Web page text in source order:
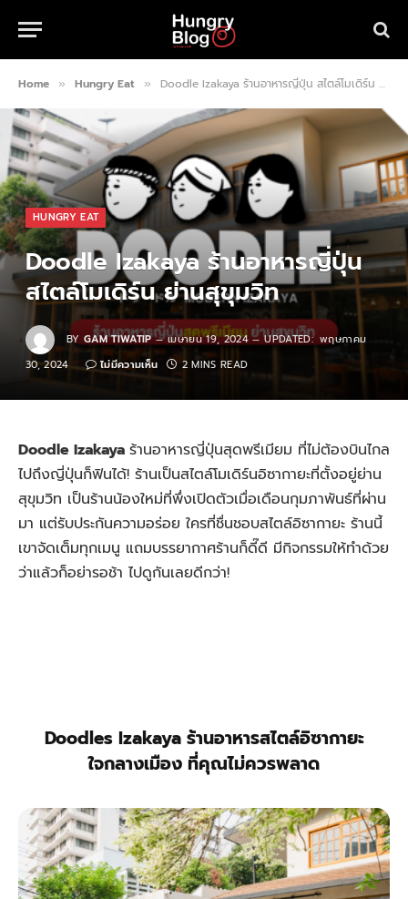
Home » Hungry Eat » Doodle Izakaya ร้านอาหารญี่ปุ่น สไตล์โมเดิร์น ย่านสุขุมวิท
HUNGRY EAT
Doodle Izakaya ร้านอาหารญี่ปุ่น
สไตล์โมเดิร์น ย่านสุขุมวิท
BY GAM TIWATIP เมษายน 19, 2024 UPDATED: พฤษภาคม
30, 2024
ไม่มีความเห็น 2 MINS READ
Doodle Izakaya ร้านอาหารญี่ปุ่นสุดพรีเมียม ที่ไม่ต้องบินไกล
ไปถึงญี่ปุ่นก็ฟินได้! ร้านเป็นสไตล์โมเดิร์นอิซากายะที่ตั้งอยู่ย่าน
สุขุมวิท เป็นร้านน้องใหม่ที่พึ่งเปิดตัวเมื่อเดือนกุมภาพันธ์ที่ผ่าน
มา แต่รับประกันความอร่อย ใครที่ชื่นชอบสไตล์อิซากายะ ร้านนี้
เขาจัดเต็มทุกเมนู แถมบรรยากาศร้านก็ดี๊ดี มีกิจกรรมให้ทำด้วย
ว่าแล้วก็อย่ารอช้า ไปดูกันเลยดีกว่า!
Doodles Izakaya ร้านอาหารสไตล์อิซากายะ
ใจกลางเมือง ที่คุณไม่ควรพลาด